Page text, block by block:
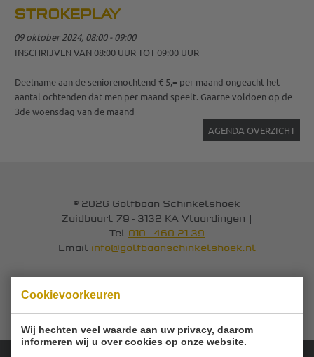
Cookievoorkeuren
Wij hechten veel waarde aan uw privacy, daarom
informeren wij u over cookies op onze website.
STROKEPLAY
09 oktober 2024, 08:00 - 09:00
INSCHRIJVEN VAN 08:00 UUR TOT 09:00 UUR
Deelname aan de seniorenochtend € 5,= per maand ongeacht het
aantal ochtenden dat men per maand speelt. Gaarne voldoen op de
3de woensdag van de maand
AGENDA OVERZICHT
© 2026 Golfbaan Schinkelshoek
Zuidbuurt 79 - 3132 KA Vlaardingen |
Tel 010 - 460 21 39
Email info@golfbaanschinkelshoek.nl